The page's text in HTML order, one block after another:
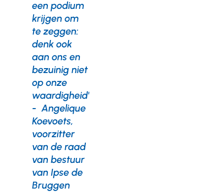
een podium
krijgen om
te zeggen:
denk ook
aan ons en
bezuinig niet
op onze
waardigheid'
- Angelique
Koevoets,
voorzitter
van de raad
van bestuur
van Ipse de
Bruggen